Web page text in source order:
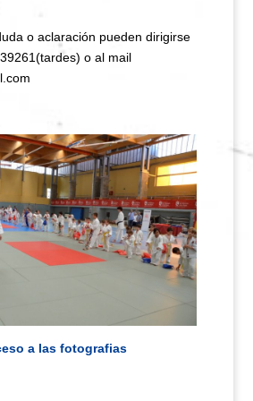
o aclaración pueden dirigirse
o al mail
a las fotografias